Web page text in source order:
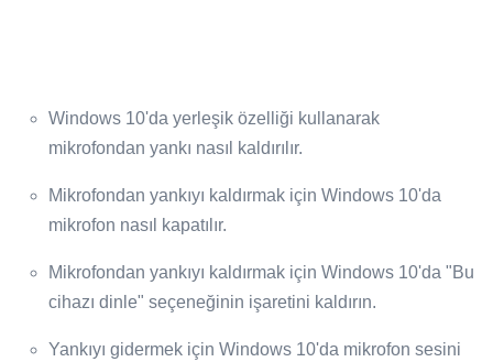
Windows 10'da yerleşik özelliği kullanarak
mikrofondan yankı nasıl kaldırılır.
Mikrofondan yankıyı kaldırmak için Windows 10'da
mikrofon nasıl kapatılır.
Mikrofondan yankıyı kaldırmak için Windows 10'da "Bu
cihazı dinle" seçeneğinin işaretini kaldırın.
Yankıyı gidermek için Windows 10'da mikrofon sesini